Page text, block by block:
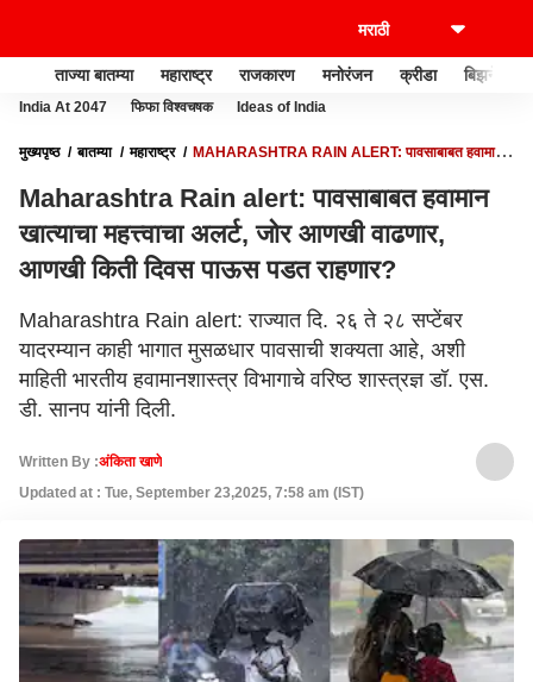
ताज्या बातम्या महाराष्ट्र राजकारण मनोरंजन क्रीडा बिझनेस
India At 2047 फिफा विश्वचषक Ideas of India
मुख्यपृष्ठ बातम्या महाराष्ट्र
MAHARASHTRA RAIN ALERT: पावसाबाबत हवामान
Maharashtra Rain alert: पावसाबाबत हवामान
खात्याचा महत्त्वाचा अलर्ट, जोर आणखी वाढणार,
आणखी किती दिवस पाऊस पडत राहणार?
Maharashtra Rain alert: राज्यात दि. २६ ते २८ सप्टेंबर
यादरम्यान काही भागात मुसळधार पावसाची शक्यता आहे, अशी
माहिती भारतीय हवामानशास्त्र विभागाचे वरिष्ठ शास्त्रज्ञ डॉ. एस.
डी. सानप यांनी दिली.
Written By :अंकिता खाणे
Updated at : Tue, September 23,2025, 7:58 am (IST)